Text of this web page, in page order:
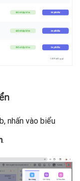
nhấn vào biểu
.